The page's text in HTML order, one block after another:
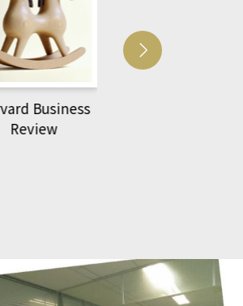
力一頁漫畫學生